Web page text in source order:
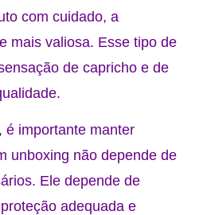
com cuidado, a
mais valiosa. Esse tipo de
de capricho e de
é importante manter
unboxing não depende de
Ele depende de
adequada e